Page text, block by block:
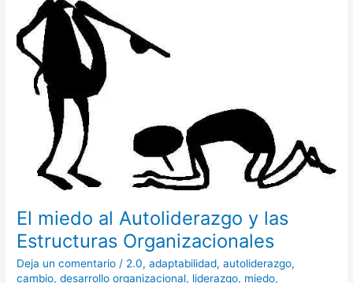
El miedo al Autoliderazgo y las
Estructuras Organizacionales
Deja un comentario / 2.0,adaptabilidad,autoliderazgo,
cambio,desarrollo organizacional, liderazgo, miedo,
Autoliderazgo
y
las
Estructuras
Organizacionales